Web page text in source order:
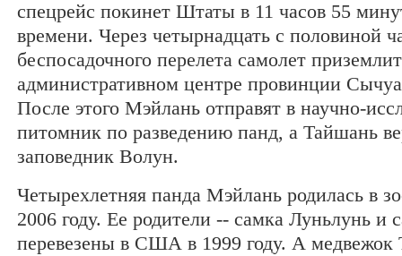
спецрейс покинет Штаты в 11 часов 55
времени. Через четырнадцать с половиной
беспосадочного перелета самолет
административном центре провинции
После этого Мэйлань отправят в научно-
питомник по разведению панд, а Тайшань
заповедник Волун.
Четырехлетняя панда Мэйлань родилась в
2006 году. Ее родители -- самка Луньлунь и
перевезены в США в 1999 году. А медвежок